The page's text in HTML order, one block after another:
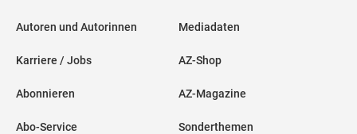
Autoren und Autorinnen
Karriere / Jobs
Abonnieren
Abo-Service
Mediadaten
AZ-Shop
AZ-Magazine
Sonderthemen